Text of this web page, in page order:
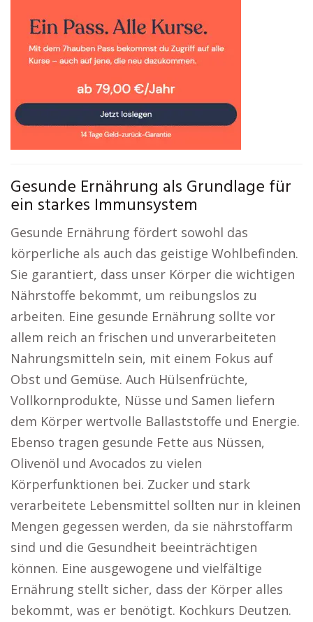
Gesunde Ernährung als Grundlage für
ein starkes Immunsystem
Gesunde Ernährung fördert sowohl das
körperliche als auch das geistige Wohlbefinden.
Sie garantiert, dass unser Körper die wichtigen
Nährstoffe bekommt, um reibungslos zu
arbeiten. Eine gesunde Ernährung sollte vor
allem reich an frischen und unverarbeiteten
Nahrungsmitteln sein, mit einem Fokus auf
Obst und Gemüse. Auch Hülsenfrüchte,
Vollkornprodukte, Nüsse und Samen liefern
dem Körper wertvolle Ballaststoffe und Energie.
Ebenso tragen gesunde Fette aus Nüssen,
Olivenöl und Avocados zu vielen
Körperfunktionen bei. Zucker und stark
verarbeitete Lebensmittel sollten nur in kleinen
Mengen gegessen werden, da sie nährstoffarm
sind und die Gesundheit beeinträchtigen
können. Eine ausgewogene und vielfältige
Ernährung stellt sicher, dass der Körper alles
bekommt, was er benötigt. Kochkurs Deutzen.